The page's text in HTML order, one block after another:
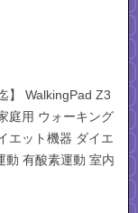
】 WalkingPad Z3
庭用 ウォーキング
エット機器 ダイエ
動 有酸素運動 室内